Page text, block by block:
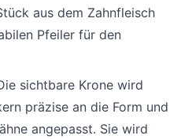
aus dem Zahnfleisch
Pfeiler für den
sichtbare Krone wird
präzise an die Form und
angepasst. Sie wird